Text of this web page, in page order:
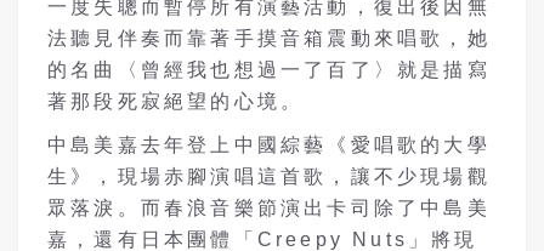
一度失聰而暫停所有演藝活動，復出後因無
法聽見伴奏而靠著手摸音箱震動來唱歌，她
的名曲〈曾經我也想過一了百了〉就是描寫
著那段死寂絕望的心境。
中島美嘉去年登上中國綜藝《愛唱歌的大學
生》，現場赤腳演唱這首歌，讓不少現場觀
眾落淚。而春浪音樂節演出卡司除了中島美
嘉，還有日本團體「Creepy Nuts」將現